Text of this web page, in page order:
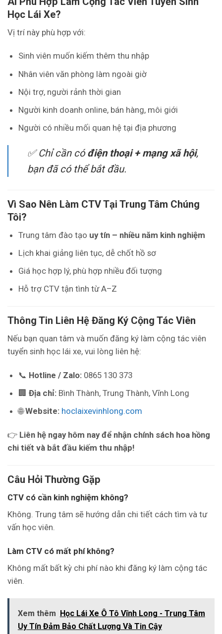
Học Lái Xe?
Vị trí này phù hợp với:
Sinh viên muốn kiếm thêm thu nhập
Nhân viên văn phòng làm ngoài giờ
Nội trợ, người rảnh thời gian
Người kinh doanh online, bán hàng, môi giới
Người có nhiều mối quan hệ tại địa phương
✅ Chỉ cần cóđiện thoại + mạng xã hội,
bạn đã có thể bắt đầu.
Vì Sao Nên Làm CTV Tại Trung Tâm Chúng
Tôi?
Trung tâm đào tạo uy tín – nhiều năm kinh nghiệm
Lịch khai giảng liên tục, dễ chốt hồ sơ
Giá học hợp lý, phù hợp nhiều đối tượng
Hỗ trợ CTV tận tình từ A–Z
Thông Tin Liên Hệ Đăng Ký Cộng Tác Viên
Nếu bạn quan tâm và muốn đăng ký làm cộng tác viên
tuyển sinh học lái xe, vui lòng liên hệ:
📞 Hotline / Zalo:0865 130 373
🏢 Địa chỉ:Bình Thành, Trung Thành, Vĩnh Long
🌐Website: hoclaixevinhlong.com
👉 Liên hệ ngay hôm nay để nhận chính sách hoa hồng
chi tiết và bắt đầu kiếm thu nhập!
Câu Hỏi Thường Gặp
CTV có cần kinh nghiệm không?
Không. Trung tâm sẽ hướng dẫn chi tiết cách tìm và tư
vấn học viên.
Làm CTV có mất phí không?
Không mất bất kỳ chi phí nào khi đăng ký làm cộng tác
viên.
Xem thêm Học Lái Xe Ô Tô Vĩnh Long - Trung Tâm
Uy Tín Đảm Bảo Chất Lượng Và Tin Cậy